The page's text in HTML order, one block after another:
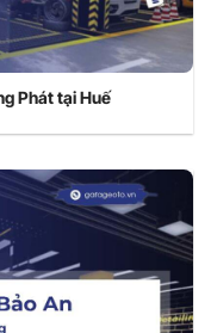
Phát tại Huế